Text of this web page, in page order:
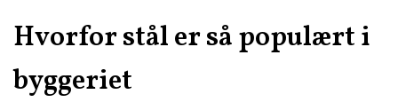
Hvorfor stål er så populært i
byggeriet